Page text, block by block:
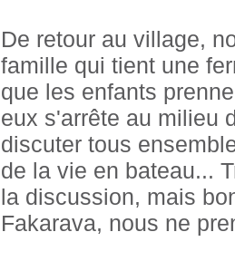
De retour au village,
famille qui tient une
que les enfants
eux s'arrête au milieu
discuter tous
de la vie en bateau...
la discussion, mais
Fakarava, nous ne